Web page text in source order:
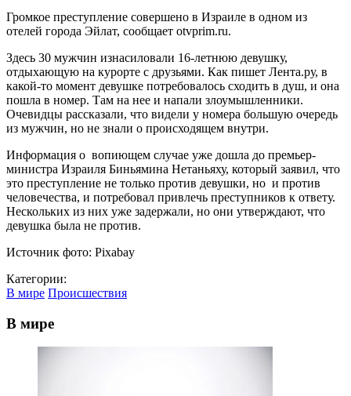
Громкое преступление совершено в Израиле в одном из
отелей города Эйлат, сообщает otvprim.ru.
Здесь 30 мужчин изнасиловали 16-летнюю девушку,
отдыхающую на курорте с друзьями. Как пишет Лента.ру, в
какой-то момент девушке потребовалось сходить в душ, и она
пошла в номер. Там на нее и напали злоумышленники.
Очевидцы рассказали, что видели у номера большую очередь
из мужчин, но не знали о происходящем внутри.
Информация о вопиющем случае уже дошла до премьер-
министра Израиля Биньямина Нетаньяху, который заявил, что
это преступление не только против девушки, но и против
человечества, и потребовал привлечь преступников к ответу.
Нескольких из них уже задержали, но они утверждают, что
девушка была не против.
Источник фото: Pixabay
Категории:
В мире Происшествия
В мире